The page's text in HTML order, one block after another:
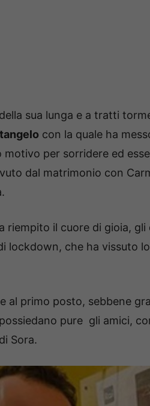
sua lunga e a tratti
con la quale ha
motivo per sorridere ed
dal matrimonio con
riempito il cuore di gioia,
lockdown, che ha vissuto
al primo posto, sebbene
pure gli amici,
Sora.